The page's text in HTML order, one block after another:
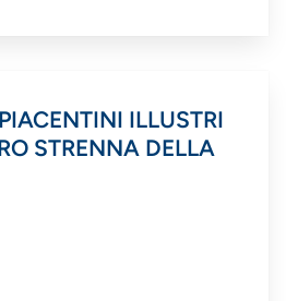
ILLUSTRI
STRENNA DELLA